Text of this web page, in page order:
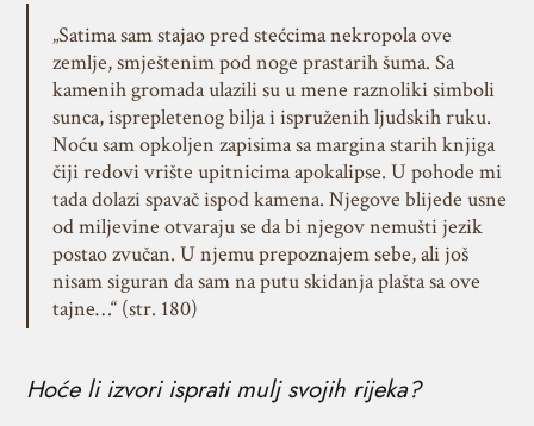
„Satima sam stajao pred stećcima nekropola ove
zemlje, smještenim pod noge prastarih šuma. Sa
kamenih gromada ulazili su u mene raznoliki simboli
sunca, isprepletenog bilja i ispruženih ljudskih ruku.
Noću sam opkoljen zapisima sa margina starih knjiga
čiji redovi vrište upitnicima apokalipse. U pohode mi
tada dolazi spavač ispod kamena. Njegove blijede usne
od miljevine otvaraju se da bi njegov nemušti jezik
postao zvučan. U njemu prepoznajem sebe, ali još
nisam siguran da sam na putu skidanja plašta sa ove
tajne…“ (str. 180)
Hoće li izvori isprati mulj svojih rijeka?